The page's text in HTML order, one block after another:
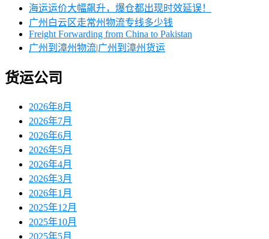
海运运价大幅飙升，爆仓都出现时效延误！
广州白云区走常州物流专线多少钱
Freight Forwarding from China to Pakistan
广州到漳州物流|广州到漳州货运
货运公司
2026年8月
2026年7月
2026年6月
2026年5月
2026年4月
2026年3月
2026年1月
2025年12月
2025年10月
2025年5月